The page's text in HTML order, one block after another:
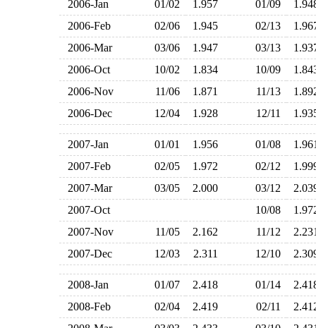
2006-Jan 01/02 1.957 01/09
2006-Feb
02/06 1.945 02/13
2006-Mar
03/06 1.947 03/13
2006-Oct
10/02 1.834 10/09
2006-Nov
11/06 1.871 11/13
2006-Dec
12/04 1.928 12/11
2007-Jan 01/01 1.956 01/08
2007-Feb
02/05 1.972 02/12
2007-Mar
03/05 2.000 03/12
2007-Oct
10/08
2007-Nov
11/05 2.162 11/12
2007-Dec
12/03 2.311 12/10
2008-Jan 01/07 2.418 01/14
2008-Feb
02/04 2.419 02/11